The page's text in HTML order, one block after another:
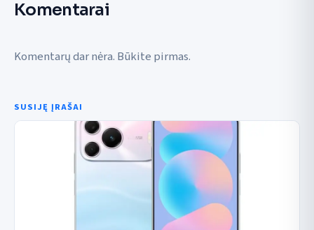
Komentarai
Komentarų dar nėra. Būkite pirmas.
SUSIJĘ ĮRAŠAI